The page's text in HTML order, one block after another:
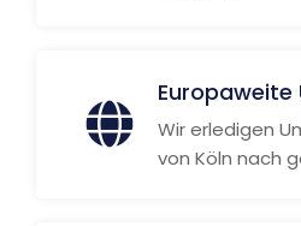
Europaweite
Wir erledigen
von Köln nach